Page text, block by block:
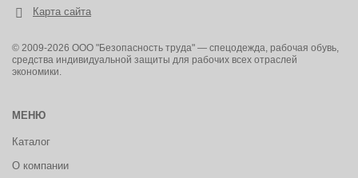
Карта сайта
© 2009-2026 ООО "Безопасность труда" — спецодежда, рабочая обувь,
средства индивидуальной защиты для рабочих всех отраслей
экономики.
МЕНЮ
Каталог
О компании